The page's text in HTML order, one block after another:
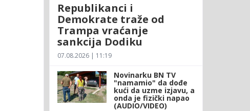
Republikanci i
Demokrate traže od
Trampa vraćanje
sankcija Dodiku
07.08.2026 | 11:19
Novinarku BN TV
"namamio" da dođe
kući da uzme izjavu, a
onda je fizički napao
(AUDIO/VIDEO)